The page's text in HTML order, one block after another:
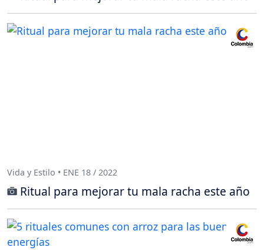
Vida y Estilo • ENE 18 / 2022
Ritual para mejorar tu mala racha este año